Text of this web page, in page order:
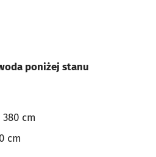
poniżej stanu
cm
cm